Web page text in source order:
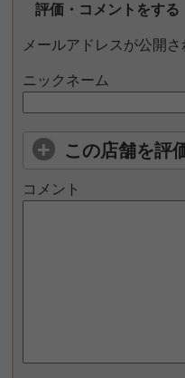
評価・コメントをする
メールアドレスが公開
ニックネーム
この店舗を評
コメント